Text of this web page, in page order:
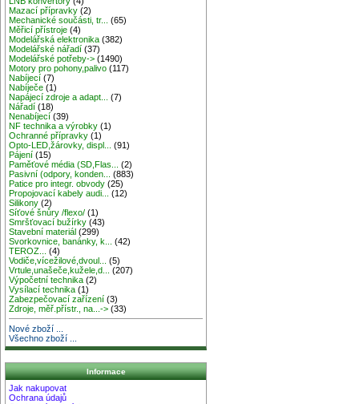
Mazací přípravky (2)
Mechanické součásti, tr...
(65)
Měřicí přístroje (4)
Modelářská elektronika (382)
Modelářské nářadí (37)
Modelářské potřeby-> (1490)
Motory pro pohony,palivo (117)
Nabíjecí (7)
Nabíječe (1)
Napájecí zdroje a adapt...
(7)
Nářadí (18)
Nenabíjecí (39)
NF technika a výrobky (1)
Ochranné přípravky (1)
Opto-LED,žárovky, displ...
(91)
Pájení (15)
Paměťové média (SD,Flas...
(2)
Pasivní (odpory, konden...
(883)
Patice pro integr. obvody (25)
Propojovací kabely audi...
(12)
Silikony (2)
Síťové šnůry /flexo/ (1)
Smršťovací bužírky (43)
Stavební materiál (299)
Svorkovnice, banánky, k...
(42)
TEROZ...
(4)
Vodiče,vícežilové,dvoul...
(5)
Vrtule,unašeče,kužele,d...
(207)
Výpočetní technika (2)
Vysílací technika (1)
Zabezpečovací zařízení (3)
Zdroje, měř.přístr., na...-> (33)
Nové zboží ...
Všechno zboží ...
Informace
Jak nakupovat
Ochrana údajů